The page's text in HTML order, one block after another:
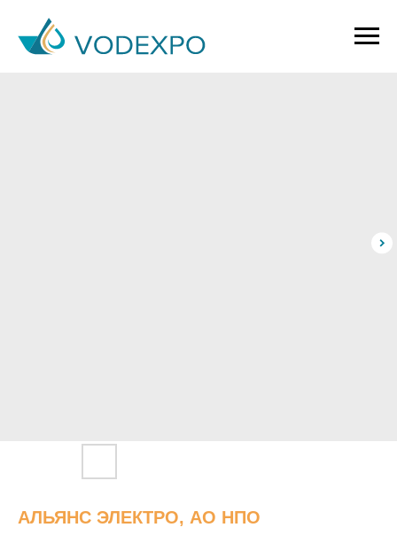
АЛЬЯНС ЭЛЕКТРО, АО НПО